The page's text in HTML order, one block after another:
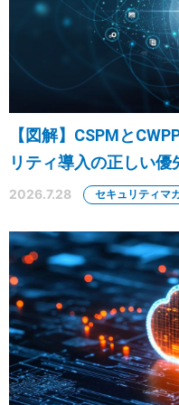
【図解】CSPMと
リティ導入の正しい優
2026.7.28 セキュリティマ